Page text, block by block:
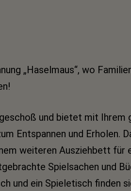
„Haselmaus“, wo
und bietet mit Ihrem
Entspannen und Erholen.
weiteren Ausziehbett für
Spielsachen und
und ein Spieletisch finden